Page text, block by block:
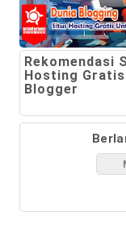
Rekomendasi
Hosting
Blogger